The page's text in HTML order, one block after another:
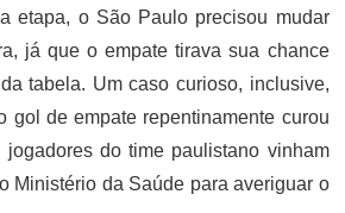
etapa, o São Paulo precisou mudar
já que o empate tirava sua chance
tabela. Um caso curioso, inclusive,
gol de empate repentinamente curou
do time paulistano vinham
Ministério da Saúde para averiguar o